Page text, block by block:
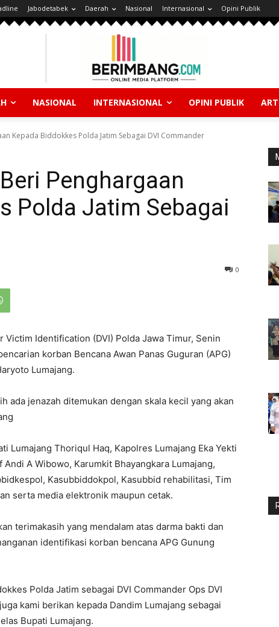
Jabodetabek Daerah Nasional Internasional Opini Publik
NASIONAL INTERNASIONAL OPINI PUBLIK
Kepada Biddokkes Polda Jatim Sebagai DVI Commander
Penghargaan
Polda Jatim Sebagai
0
Victim Identification (DVI) Polda Jawa Timur, Senin
korban Bencana Awan Panas Guguran (APG)
Lumajang.
ada jenazah ditemukan dengan skala kecil yang akan
Lumajang Thoriqul Haq, Kapolres Lumajang Eka Yekti
A Wibowo, Karumkit Bhayangkara Lumajang,
Kasubbiddokpol, Kasubbid rehabilitasi, Tim
serta media elektronik maupun cetak.
terimakasih yang mendalam atas darma bakti dan
identifikasi korban bencana APG Gunung
Polda Jatim sebagai DVI Commander Ops DVI
kami berikan kepada Dandim Lumajang sebagai
Bupati Lumajang.